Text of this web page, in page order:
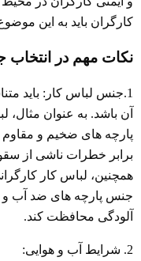
کارگران باید به این
نکات مهم در
1.جنس لباس کار: باید
آن باشد. به عنوان مثال،
پارچه های ضخیم و مقاوم
برابر خطرات ناشی از
همچنین، لباس کار
جنس پارچه های ضد آب و ضد
آلودگی محافظت کند.
2. شرایط آب و هوایی: